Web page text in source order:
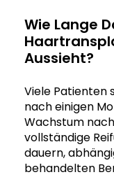
Wie Lange
Aussieht?
Viele Patienten
nach einigen
Wachstum
vollständige
dauern,
behandelten